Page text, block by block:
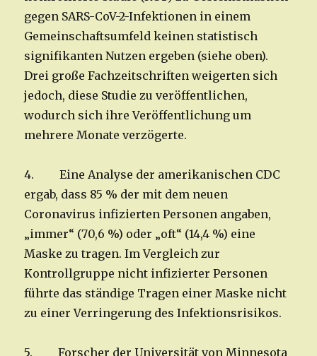
gegen SARS-CoV-2-Infektionen in einem
Gemeinschaftsumfeld keinen statistisch
signifikanten Nutzen ergeben (siehe oben).
Drei große Fachzeitschriften weigerten sich
jedoch, diese Studie zu veröffentlichen,
wodurch sich ihre Veröffentlichung um
mehrere Monate verzögerte.
4. Eine Analyse der amerikanischen CDC
ergab, dass 85 % der mit dem neuen
Coronavirus infizierten Personen angaben,
„immer“ (70,6 %) oder „oft“ (14,4 %) eine
Maske zu tragen. Im Vergleich zur
Kontrollgruppe nicht infizierter Personen
führte das ständige Tragen einer Maske nicht
zu einer Verringerung des Infektionsrisikos.
5. Forscher der Universität von Minnesota